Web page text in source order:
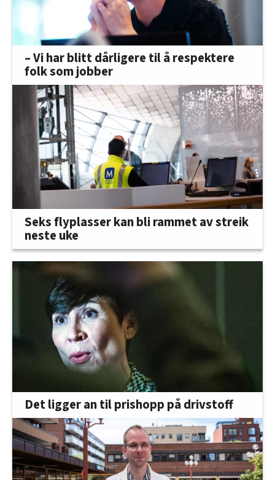
– Vi har blitt dårligere til å respektere
folk som jobber
Seks flyplasser kan bli rammet av streik
neste uke
Det ligger an til prishopp på drivstoff